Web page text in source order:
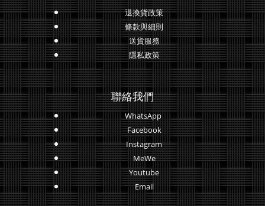
退換貨政策
條款與細則
送貨服務
隱私政策
聯絡我們
WhatsApp
Facebook
Instagram
MeWe
Youtube
Email